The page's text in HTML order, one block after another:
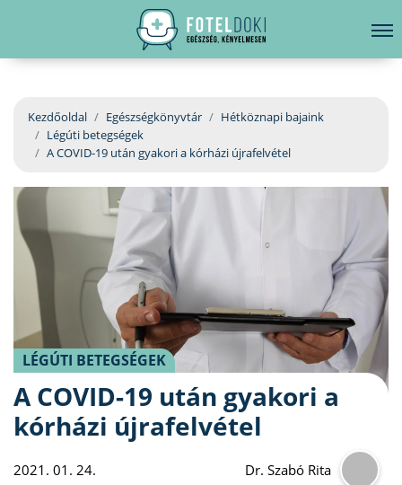
EGÉSZSÉGKÖNYVTÁR
BETEGSÉGKALAUZ
ÜGYELETKERESŐ
ORVOS VÁLASZOL
ORVOSKERESŐ
hirdetés
Kezdőoldal Egészségkönyvtár
Hétköznapi bajaink
Légúti betegségek
A COVID-19 után gyakori a kórházi újrafelvétel
LÉGÚTI BETEGSÉGEK
A COVID-19 után gyakori a
kórházi újrafelvétel
2021. 01. 24. Dr. Szabó Rita